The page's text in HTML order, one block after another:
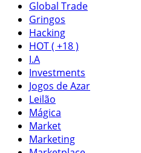
Global Trade
Gringos
Hacking
HOT ( +18 )
I.A
Investments
Jogos de Azar
Leilão
Mágica
Market
Marketing